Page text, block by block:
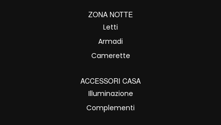
ZONA NOTTE
Letti
Armadi
Camerette
ACCESSORI CASA
Illuminazione
Complementi